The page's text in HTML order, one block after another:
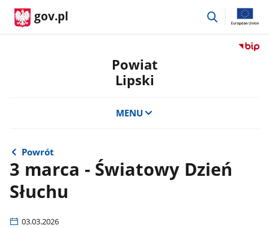
gov.pl
przejdź
Przejdź
Powiat
Lipski
MENU
Powrót
3 marca - Światowy Dzień
Słuchu
03.03.2026